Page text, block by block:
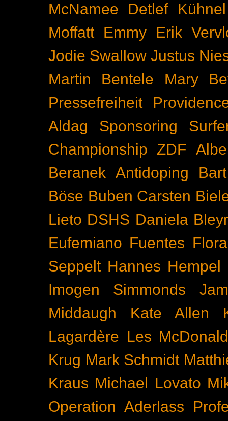
McNamee
Detlef Kühnel
Moffatt
Emmy
Erik
Jodie Swallow Justus
Martin Bentele
Mary
Pressefreiheit
Aldag
Sponsoring
Championship
ZDF
Beranek Antidoping
Böse Buben Carsten
Lieto DSHS Daniela
Eufemiano Fuentes
Seppelt Hannes Hempel
Imogen Simmonds
Middaugh
Kate Allen
Lagardère Les
Krug Mark Schmidt
Kraus Michael Lovato
Operation Aderlass